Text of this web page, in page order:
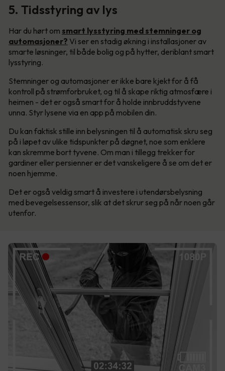
5. Tidsstyring av lys
Har du hørt om smart lysstyring med stemninger og
automasjoner? Vi ser en stadig økning i installasjoner av
smarte løsninger, til både bolig og på hytter, deriblant smart
lysstyring.
Stemninger og automasjoner er ikke bare kjekt for å få
kontroll på strømforbruket, og til å skape riktig atmosfære i
heimen - det er også smart for å holde innbruddstyvene
unna. Styr lysene via en app på mobilen din.
Du kan faktisk stille inn belysningen til å automatisk skru seg
på i løpet av ulike tidspunkter på døgnet, noe som enklere
kan skremme bort tyvene. Om man i tillegg trekker for
gardiner eller persienner er det vanskeligere å se om det er
noen hjemme.
Det er også veldig smart å investere i utendørsbelysning
med bevegelsessensor, slik at det skrur seg på når noen går
utenfor.